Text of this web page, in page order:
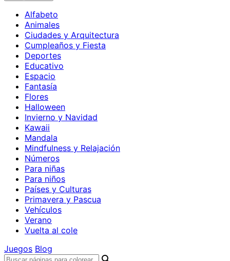
Alfabeto
Animales
Ciudades y Arquitectura
Cumpleaños y Fiesta
Deportes
Educativo
Espacio
Fantasía
Flores
Halloween
Invierno y Navidad
Kawaii
Mandala
Mindfulness y Relajación
Números
Para niñas
Para niños
Países y Culturas
Primavera y Pascua
Vehículos
Verano
Vuelta al cole
Juegos Blog